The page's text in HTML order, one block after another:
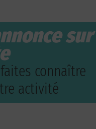
sur
connaître
activité